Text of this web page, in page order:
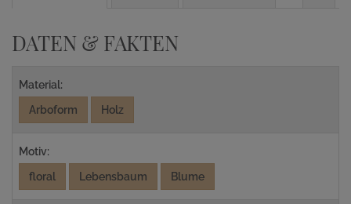
DATEN & FAKTEN
Material:
Arboform
Holz
Motiv:
floral
Lebensbaum Blume